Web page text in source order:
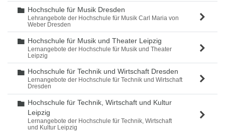
Ordner
Hochschule für Musik Dresden
Lehrangebote der Hochschule für Musik Carl Maria von
Weber Dresden
Ordner
Hochschule für Musik und Theater Leipzig
Lernangebote der Hochschule für Musik und Theater
Leipzig
Ordner
Hochschule für Technik und Wirtschaft Dresden
Lernangebote der Hochschule für Technik und Wirtschaft
Dresden
Ordner
Hochschule für Technik, Wirtschaft und Kultur
Leipzig
Lernangebote der Hochschule für Technik, Wirtschaft
und Kultur Leipzig